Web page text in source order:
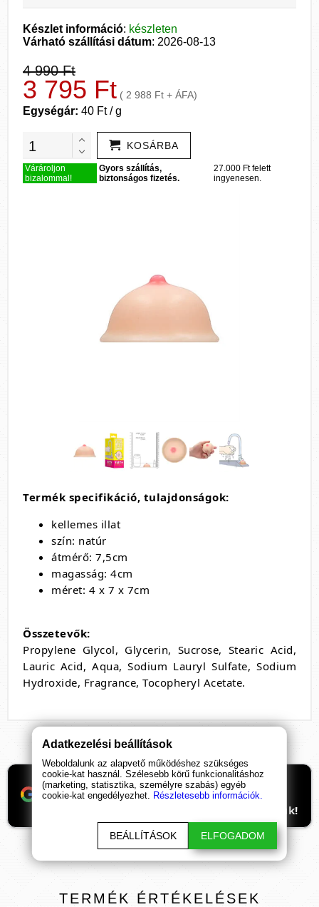
Készlet információ: készleten
Várható szállítási dátum: 2026-08-13
4 990 Ft
3 795 Ft ( 2 988 Ft + ÁFA)
Egységár: 40 Ft / g
KOSÁRBA
Várároljon
bizalommal!
Gyors szállítás,
biztonságos fizetés.
27.000 Ft felett
ingyenesen.
Termék specifikáció, tulajdonságok:
kellemes illat
szín: natúr
átmérő: 7,5cm
magasság: 4cm
méret: 4 x 7 x 7cm
Összetevők:
Propylene Glycol, Glycerin, Sucrose, Stearic Acid,
Lauric Acid, Aqua, Sodium Lauryl Sulfate, Sodium
Hydroxide, Fragrance, Tocopheryl Acetate.
Ha támogatnád a munkánkat, itt tudod
beállítani, hogy előre kerüljenek
ismeretterjesztő cikkeink. Hálásan köszönjük!
TERMÉK ÉRTÉKELÉSEK
Adatkezelési beállítások
Weboldalunk az alapvető működéshez szükséges
cookie-kat használ. Szélesebb körű funkcionalitáshoz
(marketing, statisztika, személyre szabás) egyéb
cookie-kat engedélyezhet. Részletesebb információk.
BEÁLLÍTÁSOK ELFOGADOM